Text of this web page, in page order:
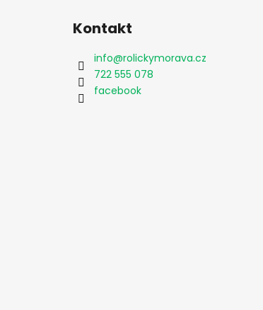
Kontakt
info@rolickymorava.cz
722 555 078
facebook